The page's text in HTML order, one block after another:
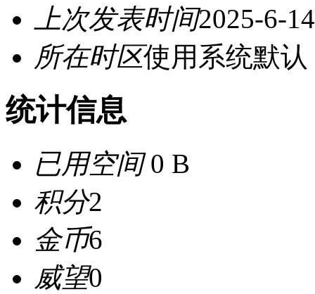
上次发表时间2025-6-
所在时区使用系统默认
统计信息
已用空间0 B
积分2
金币6
威望0